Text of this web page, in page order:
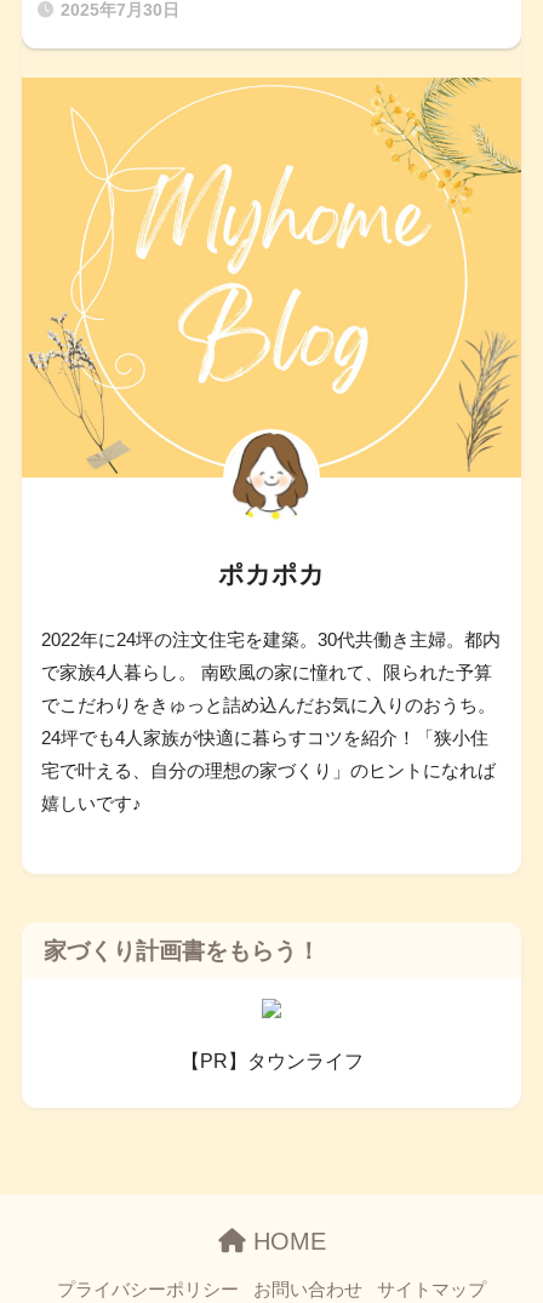
2025年7月30日
ポカポカ
2022年に24坪の注文住宅を建築。30代共働き主婦。都内
で家族4人暮らし。 南欧風の家に憧れて、限られた予算
でこだわりをきゅっと詰め込んだお気に入りのおうち。
24坪でも4人家族が快適に暮らすコツを紹介！「狭小住
宅で叶える、自分の理想の家づくり」のヒントになれば
嬉しいです♪
家づくり計画書をもらう！
【PR】タウンライフ
HOME
プライバシーポリシー お問い合わせ サイトマップ